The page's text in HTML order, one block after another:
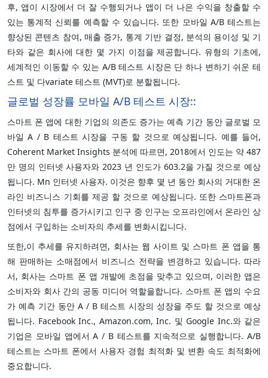
후, 앱이 시장에서 더 잘 수행되거나 앱이 더 나은 수익을 창출할 수
있는 통계적 신뢰를 예측할 수 있습니다. 또한 모바일 A/B 테스트는
향상된 콘텐츠 참여, 매출 증가, 통계 기반 결정, 분석의 용이성 및 기
타와 같은 회사에 대한 몇 가지 이점을 제공합니다. 유형의 기초에,
세계적인 이동할 수 있는 A/B 테스트 시장은 단 하나 변하기 쉬운 테
스트 및 다variate 테스트 (MVT)로 분할됩니다.
글로벌 성장률 모바일 A/B 테스트 시장::
스마트 폰 앱에 대한 기업의 의존도 증가는 예측 기간 동안 글로벌 모
바일 A / B 테스트 시장을 구동 할 것으로 예상됩니다. 예를 들어,
Coherent Market Insights 분석에 따르면, 2018에서 인도는 약 487
만 명의 인터넷 사용자와 2023 년 인도가 603.2을 가질 것으로 예상
됩니다. Mn 인터넷 사용자. 이것은 향후 몇 년 동안 회사의 거대한 온
라인 비즈니스 기회를 제공 할 것으로 예상됩니다. 또한 스마트폰과
인터넷의 침투를 증가시키고 인구 중 인구는 오프라인에서 온라인 상
점에서 구입하는 소비자의 추세를 변화시킵니다.
또한,이 추세를 유지하려면, 회사는 웹 사이트 및 스마트 폰 앱을 통
해 판매하는 소매점에서 비즈니스 전략을 변경하고 있습니다. 따라
서, 회사는 스마트 폰 앱 개발에 초점을 맞추고 있으며, 이러한 앱은
소비자와 회사 간의 공동 미디어 역할을합니다. 스마트 폰 앱의 수요
가 예측 기간 동안 A / B 테스트 시장의 성장을 주도 할 것으로 예상
됩니다. Facebook Inc., Amazon.com, Inc. 및 Google Inc.와 같은
기업은 모바일 앱에서 A / B 테스트를 지속적으로 실행합니다. A/B
테스트는 스마트 폰에서 사용자 경험 최적화 및 변환 속도 최적화에
중요합니다.